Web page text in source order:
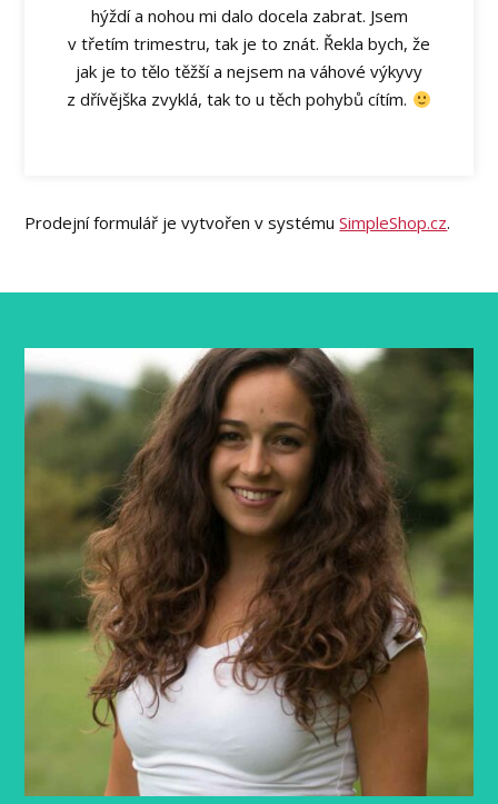
hýždí a nohou mi dalo docela zabrat. Jsem
v třetím trimestru, tak je to znát. Řekla bych, že
jak je to tělo těžší a nejsem na váhové výkyvy
z dřívějška zvyklá, tak to u těch pohybů cítím.
Prodejní formulář je vytvořen v systémuSimpleShop.cz.